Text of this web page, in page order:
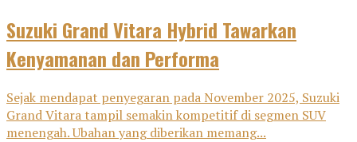
Suzuki Grand Vitara Hybrid Tawarkan
Kenyamanan dan Performa
Sejak mendapat penyegaran pada November 2025, Suzuki
Grand Vitara tampil semakin kompetitif di segmen SUV
menengah. Ubahan yang diberikan memang...